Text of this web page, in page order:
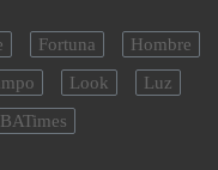
Fortuna
Hombre
Look
Luz
BATimes